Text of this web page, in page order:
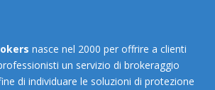
nasce nel 2000 per offrire a clienti
un servizio di brokeraggio
di individuare le soluzioni di protezione